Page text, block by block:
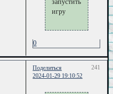
запустить
игру
0
Поделиться
241
2024-01-29 19:10:52